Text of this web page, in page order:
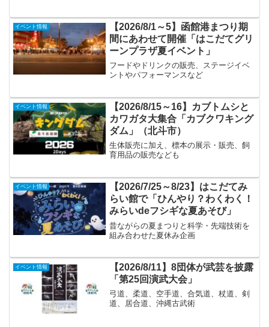
イベント情報
【2026/8/1～5】函館港まつり期
間にあわせて開催「はこだてグリ
ーンプラザ夏イベント」
フードやドリンクの販売、ステージイベ
ントやパフォーマンスなど
イベント情報
【2026/8/15～16】カブトムシと
カワガタ大集合「カブクワキング
ダム」（北斗市）
生体販売に加え、標本の展示・販売、飼
育用品の販売なども
イベント情報
【2026/7/25～8/23】はこだてみ
らい館で「ひんやり？わくわく！
みらいdeフシギな夏あそび」
昔ながらの夏まつりと科学・先端技術を
組み合わせた夏休み企画
イベント情報
【2026/8/11】8団体が武芸を披露
「第25回演武大会」
弓道、柔道、空手道、合気道、杖道、剣
道、居合道、沖縄古武術